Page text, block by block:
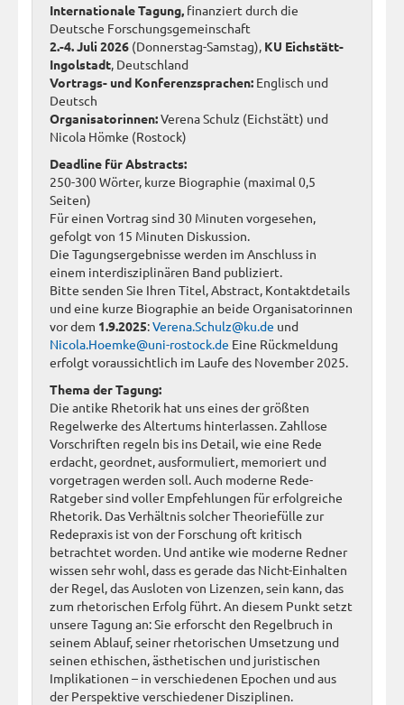
Internationale Tagung, finanziert durch die
Deutsche Forschungsgemeinschaft
2.-4. Juli 2026 (Donnerstag-Samstag), KU Eichstätt-
Ingolstadt, Deutschland
Vortrags- und Konferenzsprachen: Englisch und
Deutsch
Organisatorinnen:Verena Schulz (Eichstätt) und
Nicola Hömke (Rostock)
Deadline für Abstracts:
250-300 Wörter, kurze Biographie (maximal 0,5
Seiten)
Für einen Vortrag sind 30 Minuten vorgesehen,
gefolgt von 15 Minuten Diskussion.
Die Tagungsergebnisse werden im Anschluss in
einem interdisziplinären Band publiziert.
Bitte senden Sie Ihren Titel, Abstract, Kontaktdetails
und eine kurze Biographie an beide Organisatorinnen
vor dem 1.9.2025:Verena.Schulz@ku.de und
Nicola.Hoemke@uni-rostock.de Eine Rückmeldung
erfolgt voraussichtlich im Laufe des November 2025.
Thema der Tagung:
Die antike Rhetorik hat uns eines der größten
Regelwerke des Altertums hinterlassen. Zahllose
Vorschriften regeln bis ins Detail, wie eine Rede
erdacht, geordnet, ausformuliert, memoriert und
vorgetragen werden soll. Auch moderne Rede-
Ratgeber sind voller Empfehlungen für erfolgreiche
Rhetorik. Das Verhältnis solcher Theoriefülle zur
Redepraxis ist von der Forschung oft kritisch
betrachtet worden. Und antike wie moderne Redner
wissen sehr wohl, dass es gerade das Nicht-Einhalten
der Regel, das Ausloten von Lizenzen, sein kann, das
zum rhetorischen Erfolg führt. An diesem Punkt setzt
unsere Tagung an: Sie erforscht den Regelbruch in
seinem Ablauf, seiner rhetorischen Umsetzung und
seinen ethischen, ästhetischen und juristischen
Implikationen – in verschiedenen Epochen und aus
der Perspektive verschiedener Disziplinen.